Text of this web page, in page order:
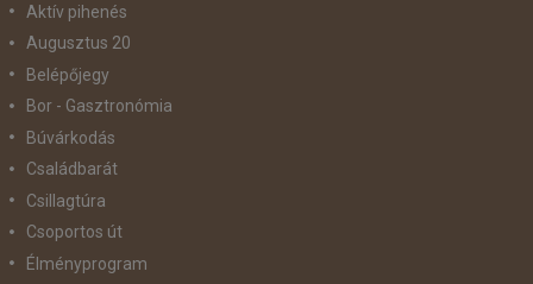
Aktív pihenés
Augusztus 20
Belépőjegy
Bor - Gasztronómia
Búvárkodás
Családbarát
Csillagtúra
Csoportos út
Élményprogram